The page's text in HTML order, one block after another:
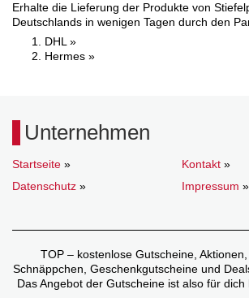
Erhalte die Lieferung der Produkte von
Deutschlands in wenigen Tagen durch den
DHL »
Hermes »
Unternehmen
Startseite » Kontakt »
Datenschutz » Impressum »
TOP – kostenlose Gutscheine, Aktionen,
Schnäppchen, Geschenkgutscheine und
Das Angebot der Gutscheine ist also für